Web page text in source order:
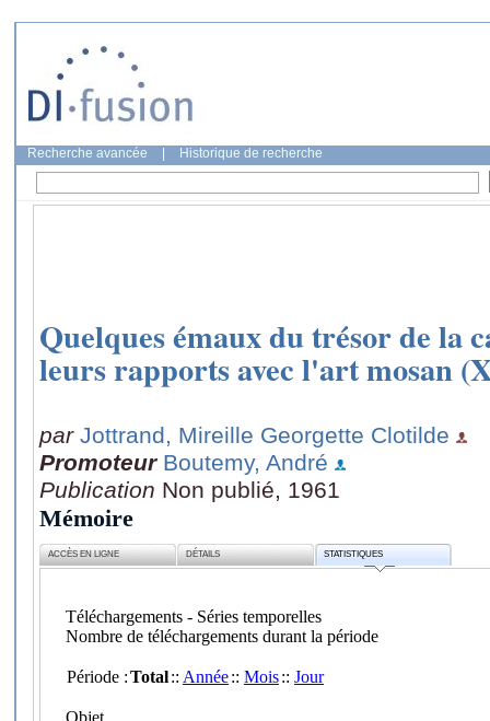
Recherche avancée Historique de recherche
Quelques émaux du trésor de la
leurs rapports avec l'art mosan
par Jottrand, Mireille Georgette Clotilde
Promoteur Boutemy, André
Publication Non publié, 1961
Mémoire
ACCÈS EN LIGNE DÉTAILS STATISTIQUES